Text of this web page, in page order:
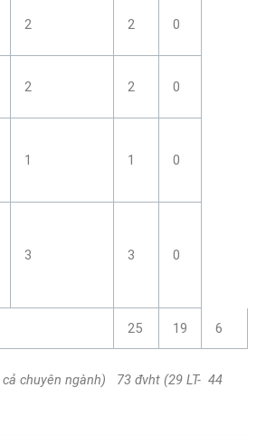
2 2 0
2 2 0
1 1 0
3 3 0
25 19 6
chuyên ngành) 73 đvht (29 LT- 44